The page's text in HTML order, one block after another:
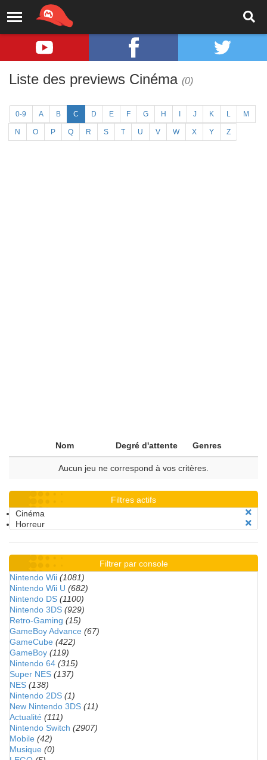
Liste des previews Cinéma (0)
0-9 A B C D E F G H J K L M
N O P Q R S T U V W X Y Z
Nom Degré d'attente Genres
Aucun jeu ne correspond à vos critères.
Filtres actifs
Cinéma
Horreur
Filtrer par console
Nintendo Wii (1081)
Nintendo Wii U (682)
Nintendo DS (1100)
Nintendo 3DS (929)
Retro-Gaming (15)
GameBoy Advance (67)
GameCube (422)
GameBoy (119)
Nintendo 64 (315)
Super NES (137)
NES (138)
Nintendo 2DS (1)
New Nintendo 3DS (11)
Actualité (111)
Nintendo Switch (2907)
Mobile (42)
Musique (0)